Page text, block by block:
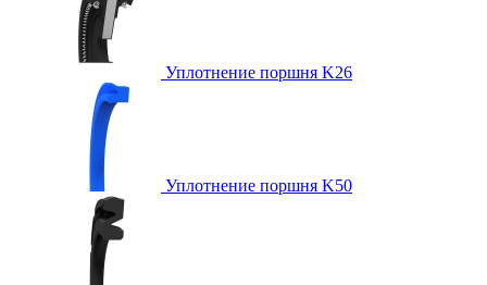
Уплотнение поршня K26
Уплотнение поршня K50